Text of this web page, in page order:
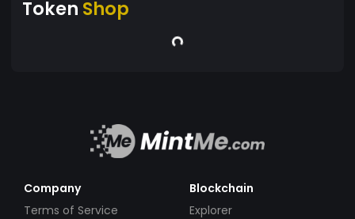
Token Shop
Company
Terms of Service
Blockchain
Explorer